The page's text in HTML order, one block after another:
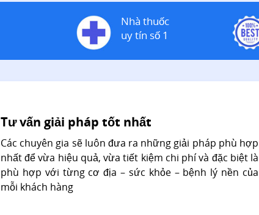
Nhà thuốc
uy tín số 1
Tư vấn giải pháp tốt nhất
Các chuyên gia sẽ luôn đưa ra những giải pháp phù hợp
nhất để vừa hiệu quả, vừa tiết kiệm chi phí và đặc biệt là
phù hợp với từng cơ địa – sức khỏe – bệnh lý nền của
mỗi khách hàng